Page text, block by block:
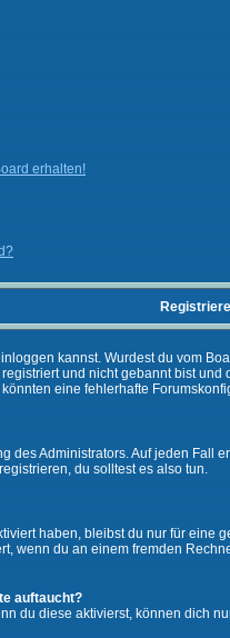
erhalten!
kannst. Wurdest du vom
und nicht gebannt bist
eine fehlerhafte
des Administrators. Auf jeden
du solltest es also tun.
haben, bleibst du nur für eine
wenn du an einem fremden
auftaucht?
du diese aktivierst, können dich